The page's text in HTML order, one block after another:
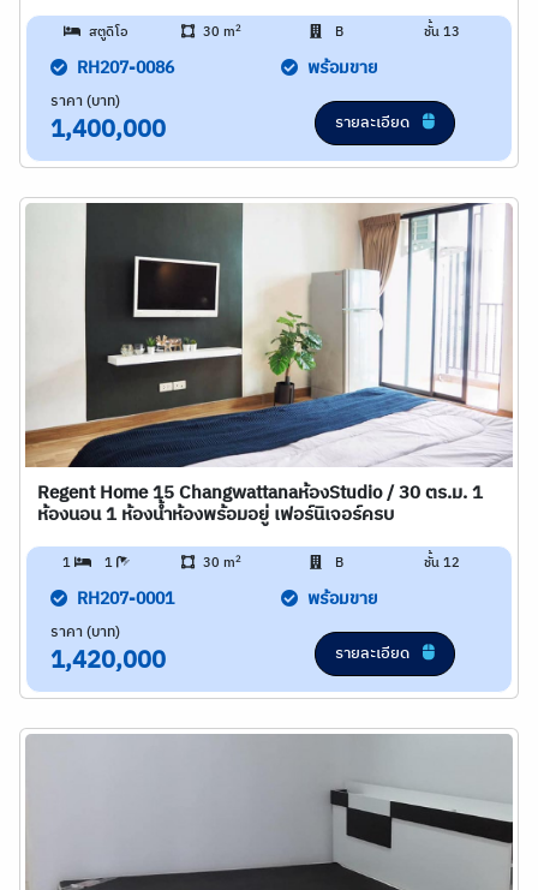
สตูดิโอ 30 m2 B ชั้น 13
RH207-0086 พร้อมขาย
ราคา (บาท)
1,400,000 รายละเอียด
Regent Home 15 Changwattanaห้องStudio / 30 ตร.ม. 1
ห้องนอน 1 ห้องน้ำห้องพร้อมอยู่ เฟอร์นิเจอร์ครบ
1 1 30 m2 B ชั้น 12
RH207-0001 พร้อมขาย
ราคา (บาท)
1,420,000 รายละเอียด